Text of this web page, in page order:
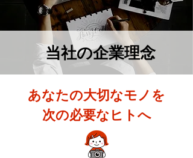
​当社の企業理念
​あなたの大切なモノを
次の必要なヒトへ